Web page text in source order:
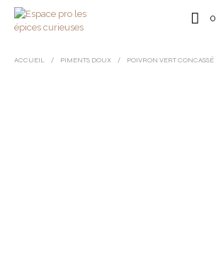
0
ACCUEIL / PIMENTS DOUX / POIVRON VERT CONCASSÉ